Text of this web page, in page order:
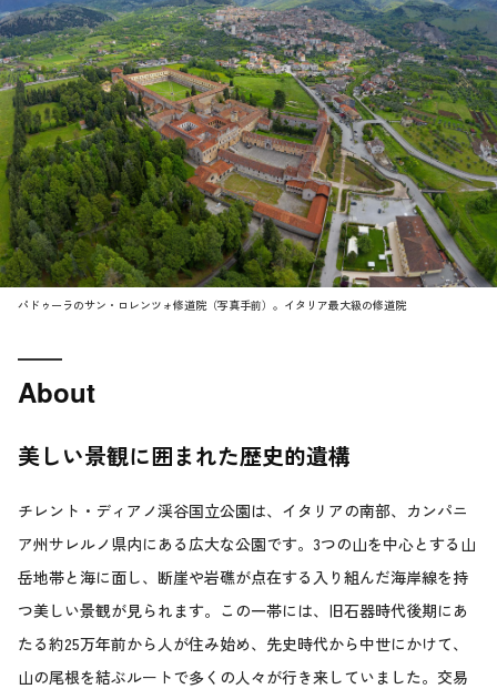
パドゥーラのサン・ロレンツォ修道院（写真手前）。イタリア最大級の修道院
About
美しい景観に囲まれた歴史的遺構
チレント・ディアノ渓谷国立公園は、イタリアの南部、カンパニ
ア州サレルノ県内にある広大な公園です。3つの山を中心とする山
岳地帯と海に面し、断崖や岩礁が点在する入り組んだ海岸線を持
つ美しい景観が見られます。この一帯には、旧石器時代後期にあ
たる約25万年前から人が住み始め、先史時代から中世にかけて、
山の尾根を結ぶルートで多くの人々が行き来していました。交易